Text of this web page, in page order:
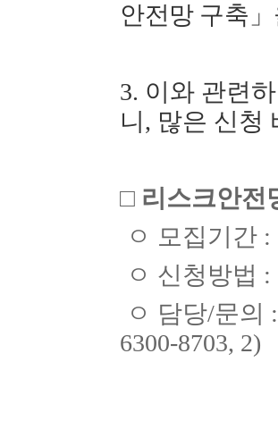
안전망 구축
3. 이와 관련
니, 많은 신청
□ 리스크안전
ㅇ 모집기간
ㅇ 신청방법
ㅇ 담당/문의
6300-8703, 2)